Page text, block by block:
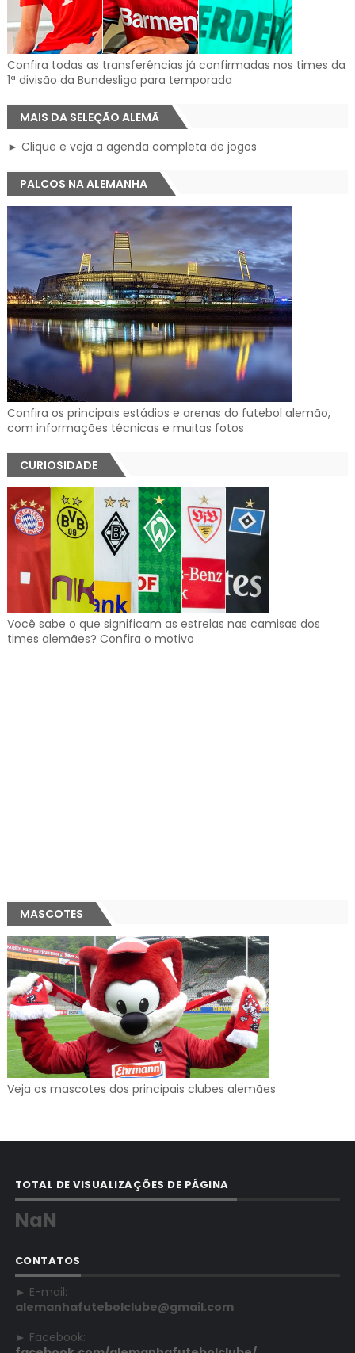
Confira todas as transferências já confirmadas nos times da
1ª divisão da Bundesliga para temporada
MAIS DA SELEÇÃO ALEMÃ
► Clique e veja a agenda completa de jogos
PALCOS NA ALEMANHA
Confira os principais estádios e arenas do futebol alemão,
com informações técnicas e muitas fotos
CURIOSIDADE
Você sabe o que significam as estrelas nas camisas dos
times alemães? Confira o motivo
MASCOTES
Veja os mascotes dos principais clubes alemães
TOTAL DE VISUALIZAÇÕES DE PÁGINA
NaN
CONTATOS
► E-mail:
alemanhafutebolclube@gmail.com
► Facebook: